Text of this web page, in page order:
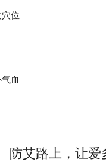
位
血
防艾路上，让爱